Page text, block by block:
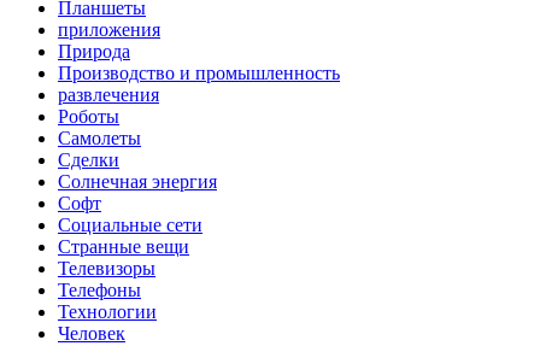
Планшеты
приложения
Природа
Производство и промышленность
развлечения
Роботы
Самолеты
Сделки
Солнечная энергия
Софт
Социальные сети
Странные вещи
Телевизоры
Телефоны
Технологии
Человек